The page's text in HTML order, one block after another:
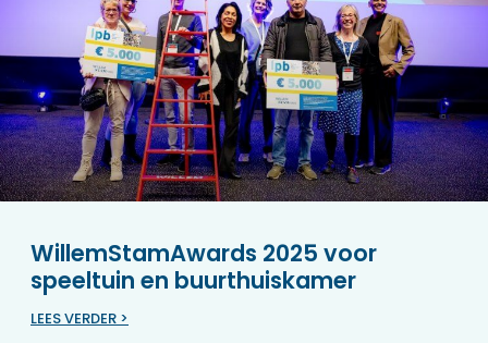
WillemStamAwards 2025 voor
speeltuin en buurthuiskamer
LEES VERDER >